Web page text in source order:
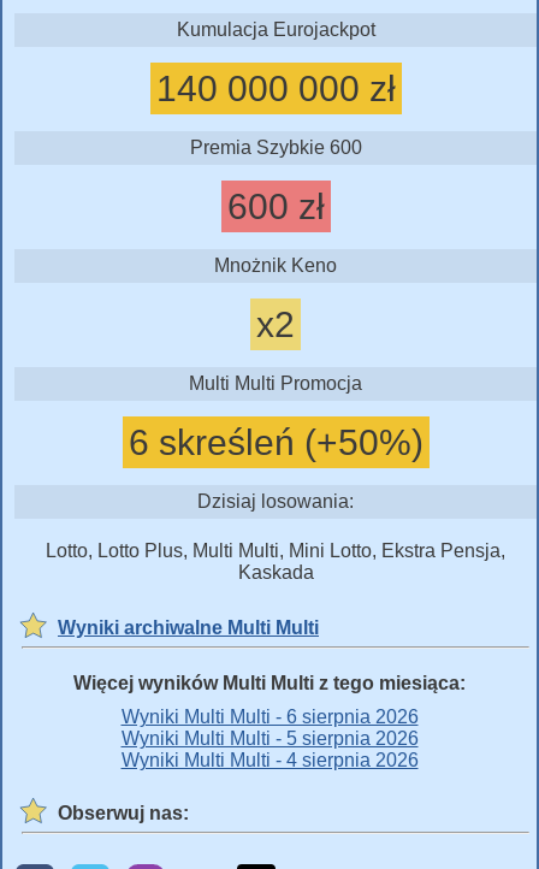
Kumulacja Eurojackpot
140 000 000 zł
Premia Szybkie 600
600 zł
Mnożnik Keno
x2
Multi Multi Promocja
6 skreśleń (+50%)
Dzisiaj losowania:
Lotto, Lotto Plus, Multi Multi, Mini Lotto, Ekstra Pensja,
Kaskada
Wyniki archiwalne Multi Multi
Więcej wyników Multi Multi z tego miesiąca:
Wyniki Multi Multi - 6 sierpnia 2026
Wyniki Multi Multi - 5 sierpnia 2026
Wyniki Multi Multi - 4 sierpnia 2026
Obserwuj nas: